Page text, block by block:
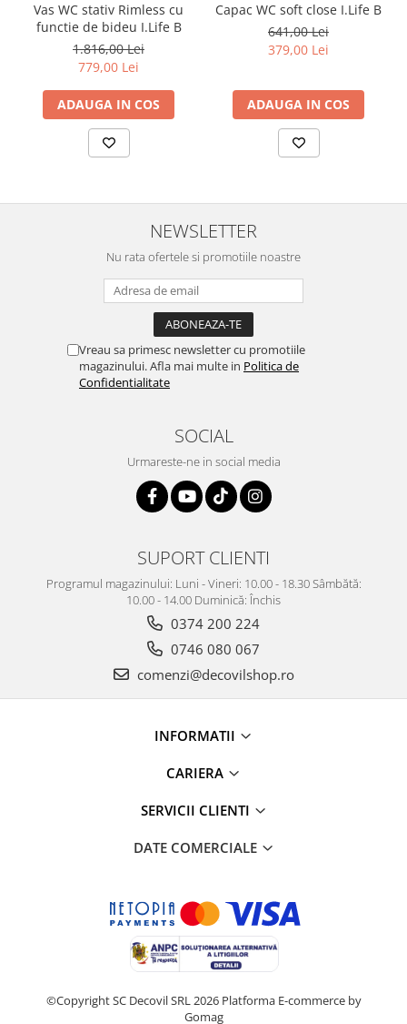
Vas WC stativ Rimless cu
functie de bideu I.Life B
1.816,00 Lei
779,00 Lei
ADAUGA IN COS
Capac WC soft close I.Life B
641,00 Lei
379,00 Lei
ADAUGA IN COS
NEWSLETTER
Nu rata ofertele si promotiile noastre
Vreau sa primesc newsletter cu promotiile
magazinului. Afla mai multe in Politica de
Confidentialitate
SOCIAL
Urmareste-ne in social media
SUPORT CLIENTI
Programul magazinului: Luni - Vineri: 10.00 - 18.30 Sâmbătă:
10.00 - 14.00 Duminică: Închis
0374 200 224
0746 080 067
comenzi@decovilshop.ro
INFORMATII
CARIERA
SERVICII CLIENTI
DATE COMERCIALE
©Copyright SC Decovil SRL 2026 Platforma E-commerce by
Gomag